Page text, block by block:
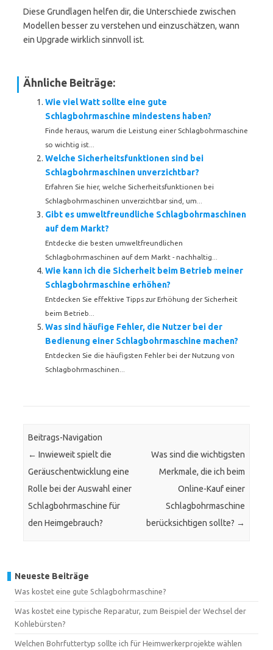
Diese Grundlagen helfen dir, die Unterschiede zwischen
Modellen besser zu verstehen und einzuschätzen, wann
ein Upgrade wirklich sinnvoll ist.
Ähnliche Beiträge:
Wie viel Watt sollte eine gute
Schlagbohrmaschine mindestens haben?
Finde heraus, warum die Leistung einer Schlagbohrmaschine
so wichtig ist...
Welche Sicherheitsfunktionen sind bei
Schlagbohrmaschinen unverzichtbar?
Erfahren Sie hier, welche Sicherheitsfunktionen bei
Schlagbohrmaschinen unverzichtbar sind, um...
Gibt es umweltfreundliche Schlagbohrmaschinen
auf dem Markt?
Entdecke die besten umweltfreundlichen
Schlagbohrmaschinen auf dem Markt - nachhaltig...
Wie kann ich die Sicherheit beim Betrieb meiner
Schlagbohrmaschine erhöhen?
Entdecken Sie effektive Tipps zur Erhöhung der Sicherheit
beim Betrieb...
Was sind häufige Fehler, die Nutzer bei der
Bedienung einer Schlagbohrmaschine machen?
Entdecken Sie die häufigsten Fehler bei der Nutzung von
Schlagbohrmaschinen...
Beitrags-Navigation
← Inwieweit spielt die
Geräuschentwicklung eine
Rolle bei der Auswahl einer
Schlagbohrmaschine für
den Heimgebrauch?
Was sind die wichtigsten
Merkmale, die ich beim
Online-Kauf einer
Schlagbohrmaschine
berücksichtigen sollte? →
Neueste Beiträge
Was kostet eine gute Schlagbohrmaschine?
Was kostet eine typische Reparatur, zum Beispiel der Wechsel der
Kohlebürsten?
Welchen Bohrfuttertyp sollte ich für Heimwerkerprojekte wählen